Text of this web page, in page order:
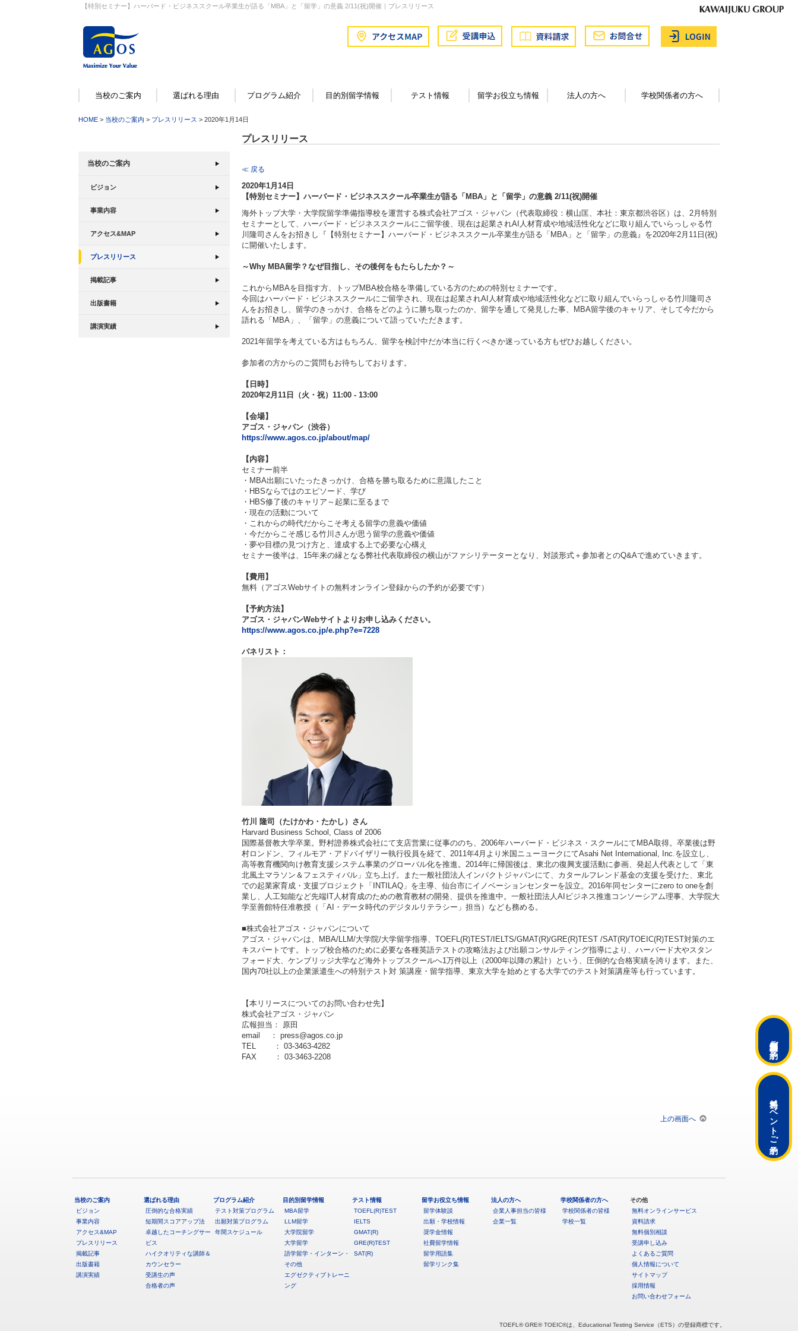
ご予約
無料イベント
ご予約
【特別セミナー】ハーバード・ビジネススクール卒業生が語る「MBA」と「留学」の意義 2/11(祝)開催｜プレスリリース
当校のご案内 選ばれる理由 プログラム紹介 目的別留学情報 テスト情報 留学お役立ち情報 法人の方へ 学校関係者の方へ
HOME > 当校のご案内 > プレスリリース > 2020年1月14日
当校のご案内
ビジョン
事業内容
アクセス&MAP
プレスリリース
掲載記事
出版書籍
講演実績
プレスリリース
≪ 戻る
2020年1月14日
【特別セミナー】ハーバード・ビジネススクール卒業生が語る「MBA」と「留学」の意義 2/11(祝)開催
海外トップ大学・大学院留学準備指導校を運営する株式会社アゴス・ジャパン（代表取締役：横山匡、本社：東京都渋谷区）は、2月特別
セミナーとして、ハーバード・ビジネススクールにご留学後、現在は起業されAI人材育成や地域活性化などに取り組んでいらっしゃる竹
川隆司さんをお招きし『【特別セミナー】ハーバード・ビジネススクール卒業生が語る「MBA」と「留学」の意義』を2020年2月11日(祝)
に開催いたします。
～Why MBA留学？なぜ目指し、その後何をもたらしたか？～
これからMBAを目指す方、トップMBA校合格を準備している方のための特別セミナーです。
今回はハーバード・ビジネススクールにご留学され、現在は起業されAI人材育成や地域活性化などに取り組んでいらっしゃる竹川隆司さ
んをお招きし、留学のきっかけ、合格をどのように勝ち取ったのか、留学を通して発見した事、MBA留学後のキャリア、そして今だから
語れる「MBA」、「留学」の意義について語っていただきます。
2021年留学を考えている方はもちろん、留学を検討中だが本当に行くべきか迷っている方もぜひお越しください。
参加者の方からのご質問もお待ちしております。
【日時】
2020年2月11日（火・祝）11:00 - 13:00
【会場】
アゴス・ジャパン（渋谷）
https://www.agos.co.jp/about/map/
【内容】
セミナー前半
・MBA出願にいたったきっかけ、合格を勝ち取るために意識したこと
・HBSならではのエピソード、学び
・HBS修了後のキャリア～起業に至るまで
・現在の活動について
・これからの時代だからこそ考える留学の意義や価値
・今だからこそ感じる竹川さんが思う留学の意義や価値
・夢や目標の見つけ方と、達成する上で必要な心構え
セミナー後半は、15年来の縁となる弊社代表取締役の横山がファシリテーターとなり、対談形式＋参加者とのQ&Aで進めていきます。
【費用】
無料（アゴスWebサイトの無料オンライン登録からの予約が必要です）
【予約方法】
アゴス・ジャパンWebサイトよりお申し込みください。
https://www.agos.co.jp/e.php?e=7228
パネリスト：
竹川 隆司（たけかわ・たかし）さん
Harvard Business School, Class of 2006
国際基督教大学卒業。野村證券株式会社にて支店営業に従事ののち、2006年ハーバード・ビジネス・スクールにてMBA取得。卒業後は野
村ロンドン、フィルモア・アドバイザリー執行役員を経て、2011年4月より米国ニューヨークにてAsahi Net International, Inc.を設立し、
高等教育機関向け教育支援システム事業のグローバル化を推進。2014年に帰国後は、東北の復興支援活動に参画、発起人代表として「東
北風土マラソン＆フェスティバル」立ち上げ。また一般社団法人インパクトジャパンにて、カタールフレンド基金の支援を受けた、東北
での起業家育成・支援プロジェクト「INTILAQ」を主導、仙台市にイノベーションセンターを設立。2016年同センターにzero to oneを創
業し、人工知能など先端IT人材育成のための教育教材の開発、提供を推進中。一般社団法人AIビジネス推進コンソーシアム理事、大学院大
学至善館特任准教授（「AI・データ時代のデジタルリテラシー」担当）なども務める。
■株式会社アゴス・ジャパンについて
アゴス・ジャパンは、MBA/LLM/大学院/大学留学指導、TOEFL(R)TEST/IELTS/GMAT(R)/GRE(R)TEST /SAT(R)/TOEIC(R)TEST対策のエ
キスパートです。トップ校合格のために必要な各種英語テストの攻略法および出願コンサルティング指導により、ハーバード大やスタン
フォード大、ケンブリッジ大学など海外トップスクールへ1万件以上（2000年以降の累計）という、圧倒的な合格実績を誇ります。また、
国内70社以上の企業派遣生への特別テスト対 策講座・留学指導、東京大学を始めとする大学でのテスト対策講座等も行っています。
【本リリースについてのお問い合わせ先】
株式会社アゴス・ジャパン
広報担当： 原田
email ： press@agos.co.jp
TEL ： 03-3463-4282
FAX ： 03-3463-2208
上の画面へ
当校のご案内
ビジョン
事業内容
アクセス&MAP
プレスリリース
掲載記事
出版書籍
講演実績
選ばれる理由
圧倒的な合格実績
短期間スコアアップ法
卓越したコーチングサー
ビス
ハイクオリティな講師＆
カウンセラー
受講生の声
合格者の声
プログラム紹介
テスト対策プログラム
出願対策プログラム
年間スケジュール
目的別留学情報
MBA留学
LLM留学
大学院留学
大学留学
語学留学・インターン・
その他
エグゼクティブトレーニ
ング
テスト情報
TOEFL(R)TEST
IELTS
GMAT(R)
GRE(R)TEST
SAT(R)
留学お役立ち情報
留学体験談
出願・学校情報
奨学金情報
社費留学情報
留学用語集
留学リンク集
法人の方へ
企業人事担当の皆様
企業一覧
学校関係者の方へ
学校関係者の皆様
学校一覧
その他
無料オンラインサービス
資料請求
無料個別相談
受講申し込み
よくあるご質問
個人情報について
サイトマップ
採用情報
お問い合わせフォーム
TOEFL® GRE® TOEIC®は、Educational Testing Service（ETS）の登録商標です。